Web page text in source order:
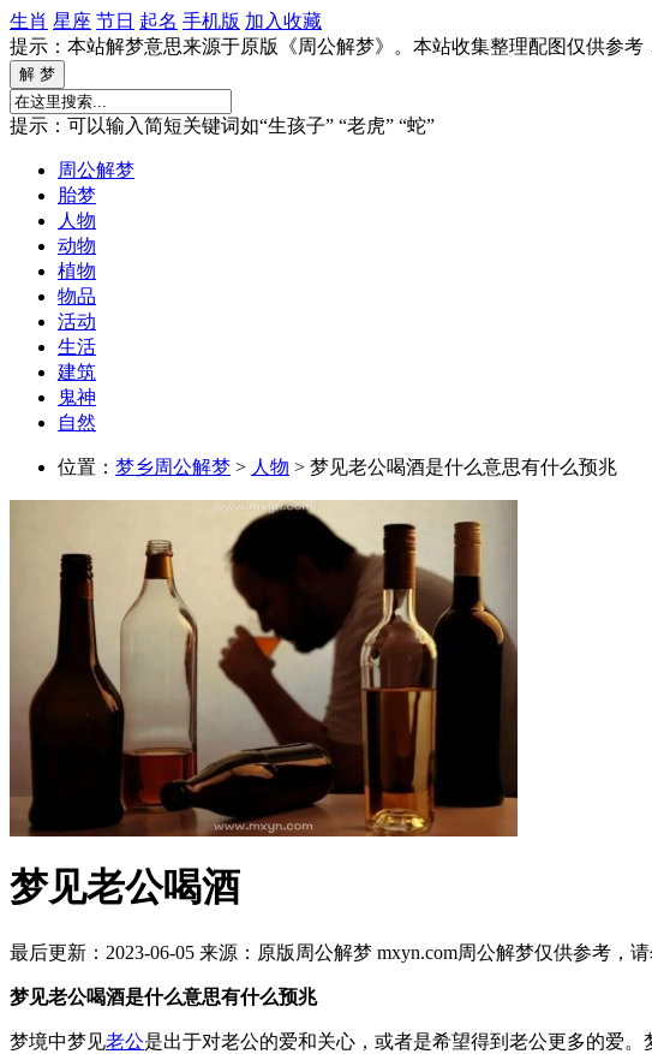
生肖 星座 节日 起名 手机版 加入收藏
提示：本站解梦意思来源于原版《周公解梦》。本站收集整理配图仅供参考
提示：可以输入简短关键词如“生孩子” “老虎” “蛇”
周公解梦
胎梦
人物
动物
植物
物品
活动
生活
建筑
鬼神
自然
位置： 梦乡周公解梦 > 人物 > 梦见老公喝酒是什么意思有什么预兆
梦见老公喝酒
最后更新：2023-06-05 来源：原版周公解梦 mxyn.com周公解梦仅供参考，
梦见老公喝酒是什么意思有什么预兆
梦境中梦见老公是出于对老公的爱和关心，或者是希望得到老公更多的爱。